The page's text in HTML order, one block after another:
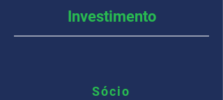
Investimento
Sócio